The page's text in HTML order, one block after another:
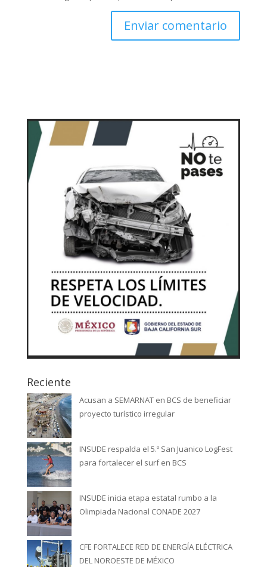
Reciente
Acusan a SEMARNAT en BCS de beneficiar
proyecto turístico irregular
INSUDE respalda el 5.º San Juanico LogFest
para fortalecer el surf en BCS
INSUDE inicia etapa estatal rumbo a la
Olimpiada Nacional CONADE 2027
CFE FORTALECE RED DE ENERGÍA ELÉCTRICA
DEL NOROESTE DE MÉXICO